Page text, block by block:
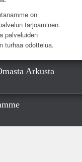
on
tarjoaminen.
palveluiden
turhaa odottelua.
Arkusta